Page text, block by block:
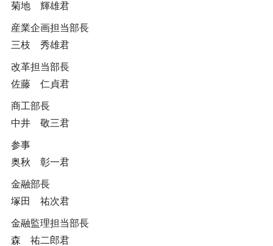
菊地 輝雄君
産業企画担当部長
三枝 秀雄君
改革担当部長
佐藤 仁貞君
商工部長
中井 敬三君
参事
奥秋 彰一君
金融部長
塚田 祐次君
金融監理担当部長
森 祐二郎君